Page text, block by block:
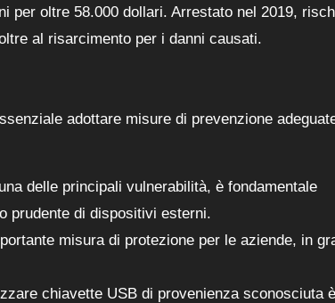
per oltre 58.000 dollari. Arrestato nel 2019,
al risarcimento per i danni causati.
adottare misure di prevenzione
delle principali vulnerabilità, è fondamentale
prudente di dispositivi esterni.
misura di protezione per le aziende, in
chiavette USB di provenienza sconosciuta